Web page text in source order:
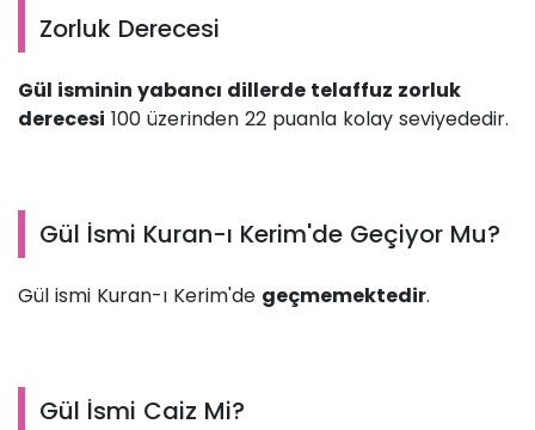
Zorluk Derecesi
Gül isminin yabancı dillerde telaffuz zorluk
derecesi 100 üzerinden 22 puanla kolay seviyededir.
Gül İsmi Kuran-ı Kerim'de Geçiyor Mu?
Gül ismi Kuran-ı Kerim'de geçmemektedir.
Gül İsmi Caiz Mi?